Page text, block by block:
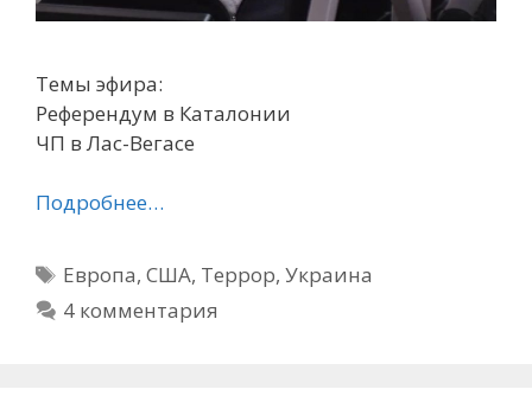
Темы эфира:
Референдум в Каталонии
ЧП в Лас-Вегасе
Подробнее…
Метки
Европа,США, Террор,Украина
4 комментария